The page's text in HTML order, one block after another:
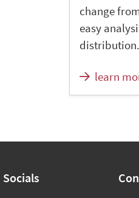
change
easy
distribution.
learn
Socials